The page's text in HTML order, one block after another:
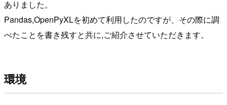
ありました。
Pandas,OpenPyXLを初めて利用したのですが、その際に調
べたことを書き残すと共に,ご紹介させていただきます。
環境